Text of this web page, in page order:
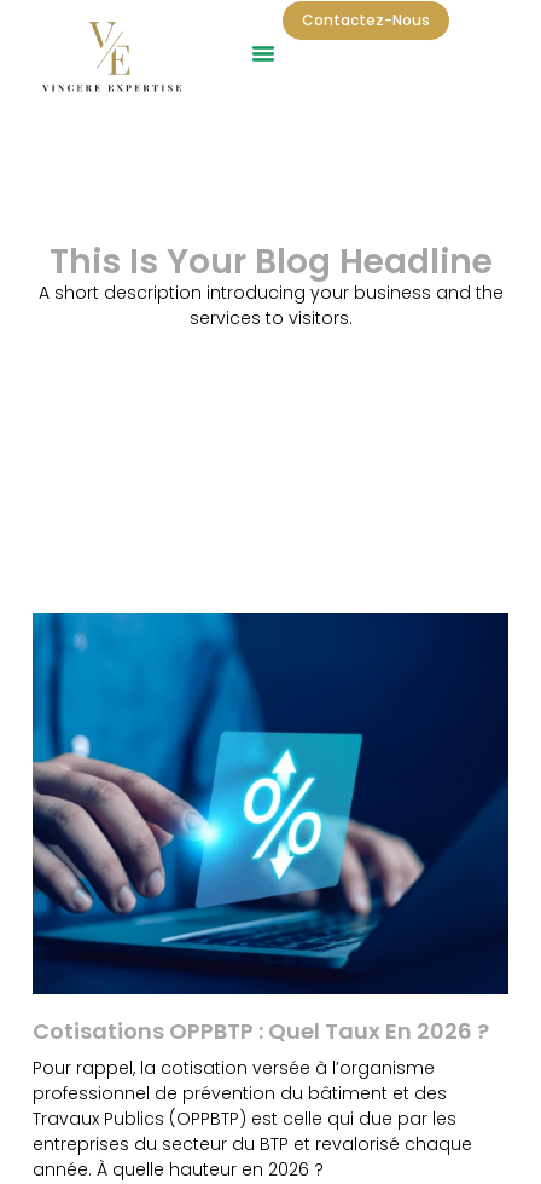
Contactez-Nous
This Is Your Blog Headline
A short description introducing your business and the
services to visitors.
Cotisations OPPBTP : Quel Taux En 2026 ?
Pour rappel, la cotisation versée à l’organisme
professionnel de prévention du bâtiment et des
Travaux Publics (OPPBTP) est celle qui due par les
entreprises du secteur du BTP et revalorisé chaque
année. À quelle hauteur en 2026 ?